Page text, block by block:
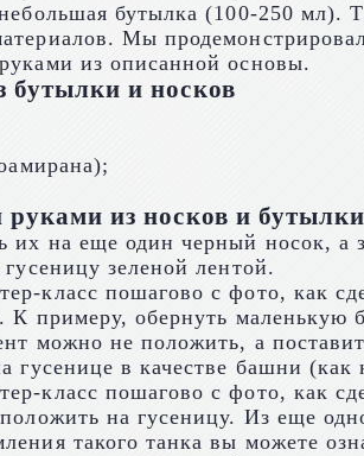
бутылка (100-250
Мы
из описанной основы.
бутылки и носков
из носков и бутылки
на еще один черный носок, а
зеленой лентой.
примеру, обернуть
можно не положить, а
гусенице в качестве башни (как
на гусеницу. Из еще
такого танка вы можете